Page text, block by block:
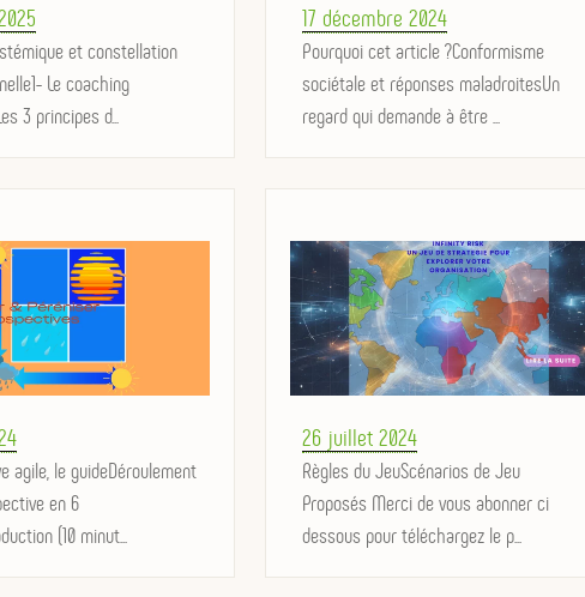
et constellation
Le coaching
3 principes d...
Posted
on
17 décembre 2024
Pourquoi cet article ?Conformisme
sociétale et réponses maladroitesUn
regard qui demande à être ...
agile, le guideDéroulement
en 6
(10 minut...
Posted
on
26 juillet 2024
Règles du JeuScénarios de Jeu
Proposés Merci de vous abonner ci
dessous pour téléchargez le p...